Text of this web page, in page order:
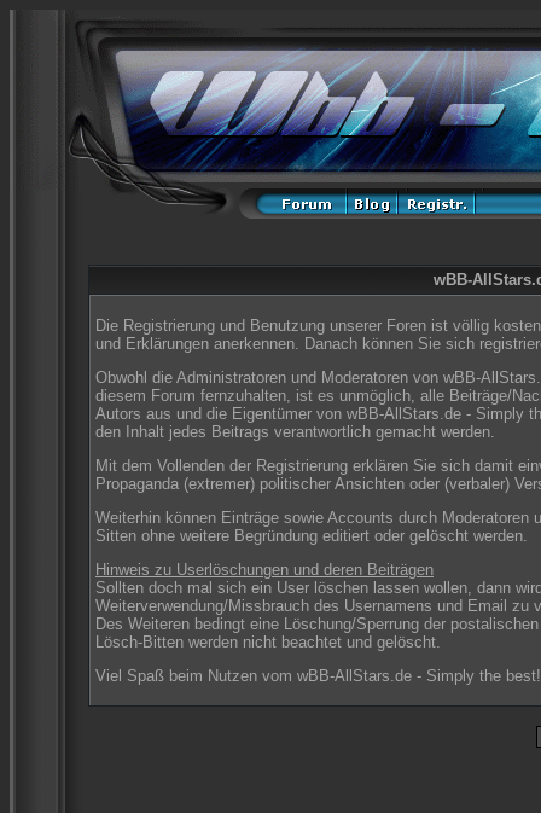
wBB-
Die Registrierung und Benutzung unserer Foren ist völlig
und Erklärungen anerkennen. Danach können Sie sich
Obwohl die Administratoren und Moderatoren von wBB-
diesem Forum fernzuhalten, ist es unmöglich, alle Beiträge/
Autors aus und die Eigentümer von wBB-AllStars.de - Simply
den Inhalt jedes Beitrags verantwortlich gemacht werden.
Mit dem Vollenden der Registrierung erklären Sie sich damit
Propaganda (extremer) politischer Ansichten oder (verbaler)
Weiterhin können Einträge sowie Accounts durch
Sitten ohne weitere Begründung editiert oder gelöscht werden.
Hinweis zu Userlöschungen und deren Beiträgen
Sollten doch mal sich ein User löschen lassen wollen, dann
Weiterverwendung/Missbrauch des Usernamens und Email zu
Des Weiteren bedingt eine Löschung/Sperrung der
Lösch-Bitten werden nicht beachtet und gelöscht.
Viel Spaß beim Nutzen vom wBB-AllStars.de - Simply the